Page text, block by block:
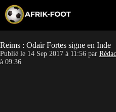
p
t
o
c
Reims : Odaïr Fortes signe en Inde
Publié le 14 Sep 2017 à 11:56 par
à 09:36